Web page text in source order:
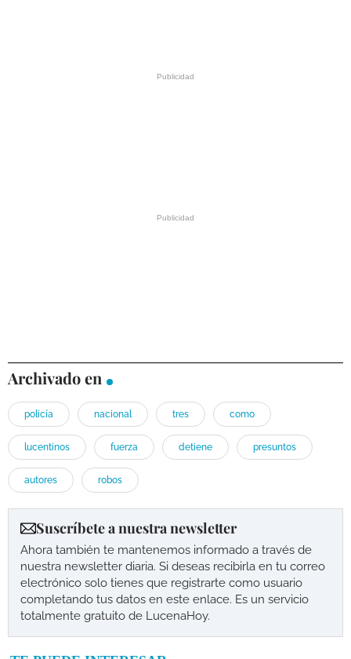
Archivado en
policía nacional tres como
lucentinos fuerza detiene presuntos
autores robos
Suscríbete a nuestra newsletter
Ahora también te mantenemos informado a través de
nuestra newsletter diaria. Si deseas recibirla en tu correo
electrónico solo tienes que registrarte como usuario
completando tus datos en este enlace. Es un servicio
totalmente gratuito de LucenaHoy.